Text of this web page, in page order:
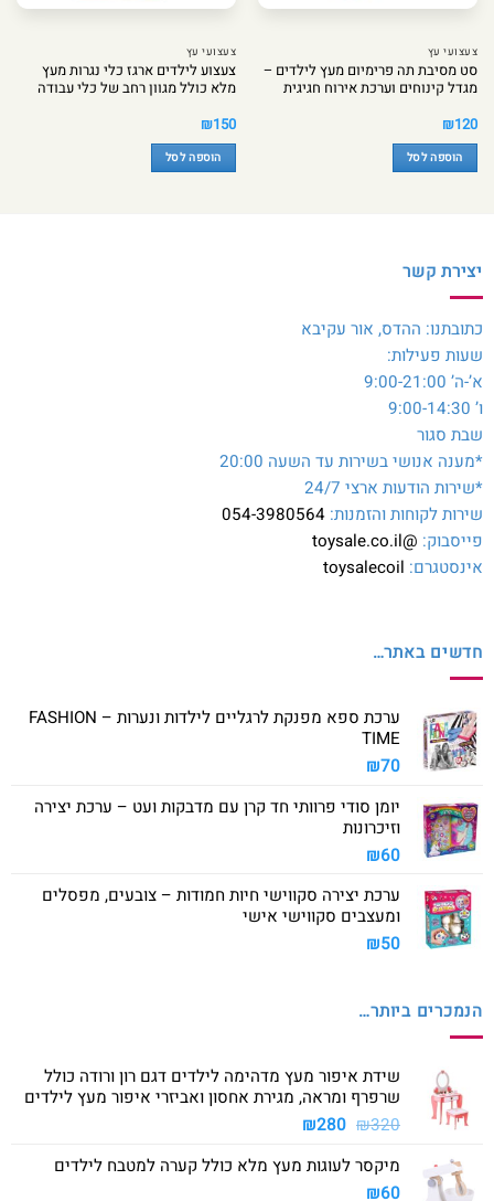
צעצועי עץ
סט מסיבת תה פרימיום מעץ לילדים –
מגדל קינוחים וערכת אירוח חגיגית
₪120
הוספה לסל
צעצועי עץ
צעצוע לילדים ארגז כלי נגרות מעץ
מלא כולל מגוון רחב של כלי עבודה
₪150
הוספה לסל
יצירת קשר
כתובתנו: ההדס, אור עקיבא
שעות פעילות:
א’-ה’ 9:00-21:00
ו’ 9:00-14:30
שבת סגור
*מענה אנושי בשירות עד השעה 20:00
*שירות הודעות ארצי 24/7
שירות לקוחות והזמנות: 054-3980564
פייסבוק: @toysale.co.il
אינסטגרם: toysalecoil
חדשים באתר…
ערכת ספא מפנקת לרגליים לילדות ונערות – FASHION
TIME
₪70
יומן סודי פרוותי חד קרן עם מדבקות ועט – ערכת יצירה
וזיכרונות
₪60
ערכת יצירה סקווישי חיות חמודות – צובעים, מפסלים
ומעצבים סקווישי אישי
₪50
הנמכרים ביותר…
שידת איפור מעץ מדהימה לילדים דגם רון ורודה כולל
שרפרף ומראה, מגירת אחסון ואביזרי איפור מעץ לילדים
₪320
המחיר
היה:
₪280 המחיר
הוא:
מיקסר לעוגות מעץ מלא כולל קערה למטבח לילדים
₪60